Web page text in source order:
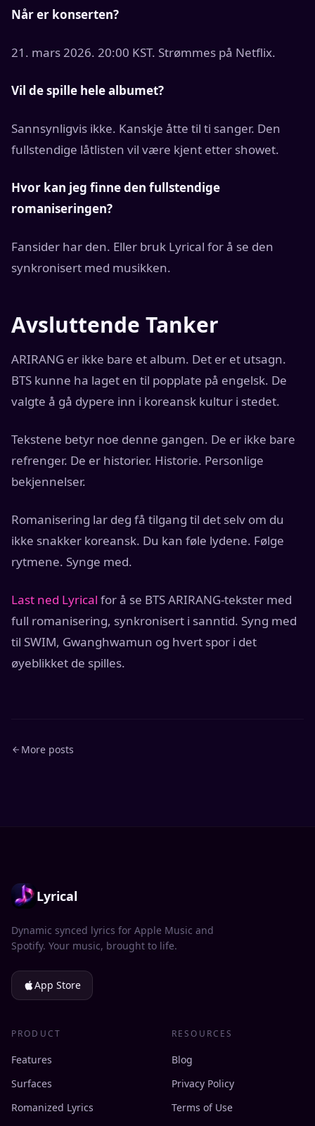
Når er konserten?
21. mars 2026. 20:00 KST. Strømmes på Netflix.
Vil de spille hele albumet?
Sannsynligvis ikke. Kanskje åtte til ti sanger. Den
fullstendige låtlisten vil være kjent etter showet.
Hvor kan jeg finne den fullstendige
romaniseringen?
Fansider har den. Eller bruk Lyrical for å se den
synkronisert med musikken.
Avsluttende Tanker
ARIRANG er ikke bare et album. Det er et utsagn.
BTS kunne ha laget en til popplate på engelsk. De
valgte å gå dypere inn i koreansk kultur i stedet.
Tekstene betyr noe denne gangen. De er ikke bare
refrenger. De er historier. Historie. Personlige
bekjennelser.
Romanisering lar deg få tilgang til det selv om du
ikke snakker koreansk. Du kan føle lydene. Følge
rytmene. Synge med.
Last ned Lyrical for å se BTS ARIRANG-tekster med
full romanisering, synkronisert i sanntid. Syng med
til SWIM, Gwanghwamun og hvert spor i det
øyeblikket de spilles.
More posts
Lyrical
Dynamic synced lyrics for Apple Music and
Spotify. Your music, brought to life.
App Store
PRODUCT
Features
Surfaces
Romanized Lyrics
RESOURCES
Blog
Privacy Policy
Terms of Use